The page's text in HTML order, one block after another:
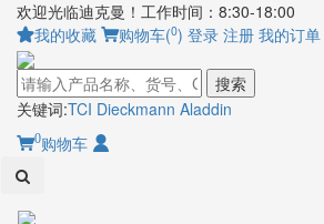
欢迎光临迪克曼！工作时间：8:30-18:00
我的收藏
购物车(0) 登录 注册 我的订单
搜索
关键词:TCI Dieckmann Aladdin
0购物车